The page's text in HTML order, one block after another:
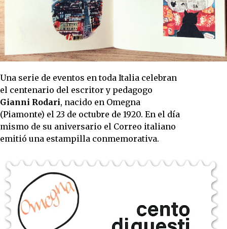
Una serie de eventos en toda Italia celebran
el centenario del escritor y pedagogo
Gianni Rodari, nacido en Omegna
(Piamonte) el 23 de octubre de 1920. En el día
mismo de su aniversario el Correo italiano
emitió una estampilla conmemorativa.